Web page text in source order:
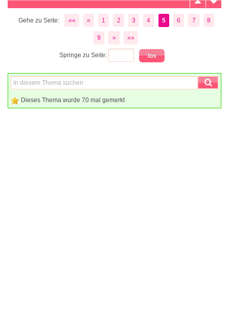
Gehe zu Seite: «« « 1 2 3 4 5 6 7 8
9 » »»
Springe zu Seite:
Dieses Thema wurde 70 mal gemerkt